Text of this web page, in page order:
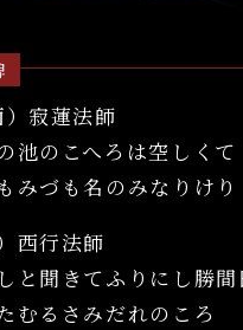
寂蓮法師
池のこへろは空しくて
みづも名のみなりけり
西行法師
と聞きてふりにし勝間
むるさみだれのころ